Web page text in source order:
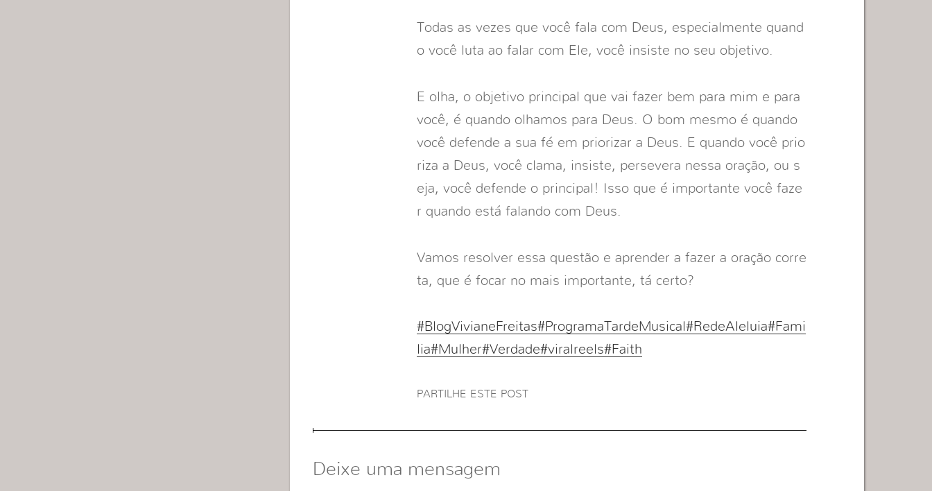
Todas as vezes que você fala com Deus, especialmente quand
o você luta ao falar com Ele, você insiste no seu objetivo.
E olha, o objetivo principal que vai fazer bem para mim e para
você, é quando olhamos para Deus. O bom mesmo é quando
você defende a sua fé em priorizar a Deus. E quando você prio
riza a Deus, você clama, insiste, persevera nessa oração, ou s
eja, você defende o principal! Isso que é importante você faze
r quando está falando com Deus.
Vamos resolver essa questão e aprender a fazer a oração corre
ta, que é focar no mais importante, tá certo?
#BlogVivianeFreitas#ProgramaTardeMusical#RedeAleluia#Fami
lia#Mulher#Verdade#viralreels#Faith
PARTILHE ESTE POST
Deixe uma mensagem